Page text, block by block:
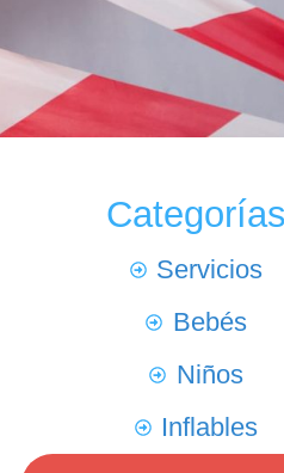
Categorías
Servicios
Bebés
Niños
Inflables